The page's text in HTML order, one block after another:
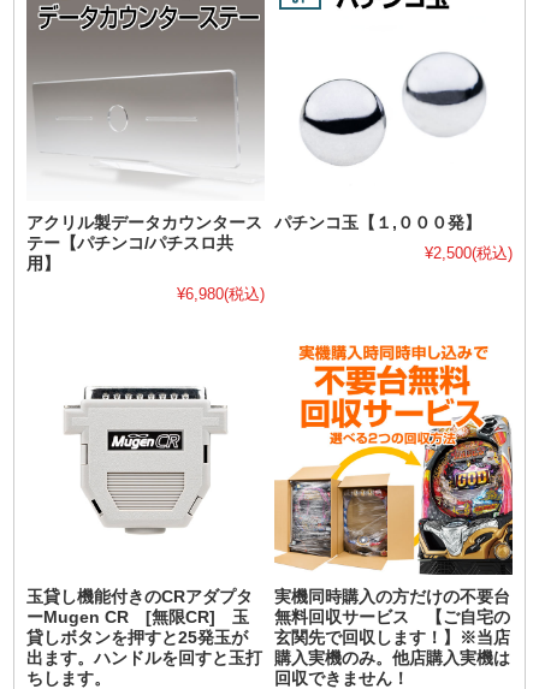
アクリル製データカウンタース
テー【パチンコ/パチスロ共
用】
¥6,980(税込)
パチンコ玉【１,０００発】
¥2,500(税込)
玉貸し機能付きのCRアダプタ
ーMugen CR [無限CR] 玉
貸しボタンを押すと25発玉が
出ます。ハンドルを回すと玉打
ちします。
実機同時購入の方だけの不要台
無料回収サービス 【ご自宅の
玄関先で回収します！】※当店
購入実機のみ。他店購入実機は
回収できません！